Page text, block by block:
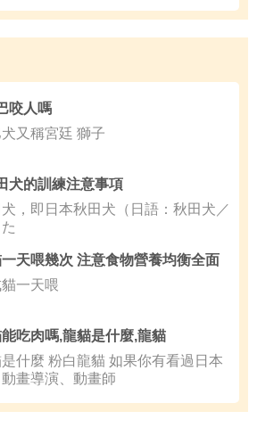
咬人嗎
又稱宮廷 獅子
犬的訓練注意事項
，即日本秋田犬（日語：秋田犬／
天喂幾次 注意食物營養均衡全面
一天喂
吃肉嗎,龍貓是什麼,龍貓
什麼 粉白龍貓 如果你有看過日本
畫導演、動畫師